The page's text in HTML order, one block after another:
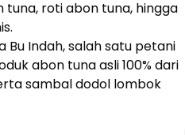
roti abon tuna, hingga
Bu Indah, salah satu petani
abon tuna asli 100% dari
sambal dodol lombok